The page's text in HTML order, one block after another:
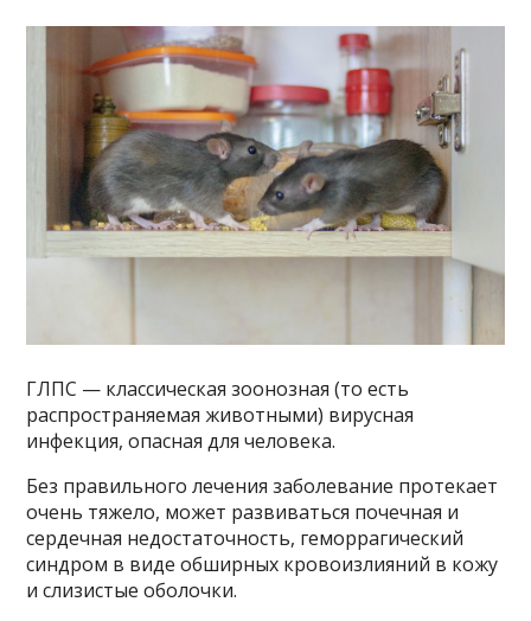
ГЛПС — классическая зоонозная (то есть
распространяемая животными) вирусная
инфекция, опасная для человека.
Без правильного лечения заболевание протекает
очень тяжело, может развиваться почечная и
сердечная недостаточность, геморрагический
синдром в виде обширных кровоизлияний в кожу
и слизистые оболочки.